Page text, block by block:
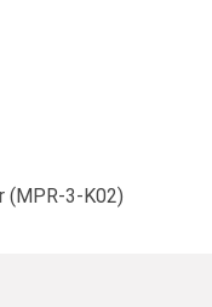
(MPR-3-K02)